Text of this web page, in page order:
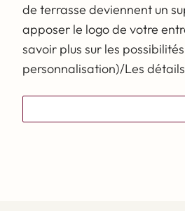
garantit une solidité des
jours*. Grâce à une finition
gagné en résistance aux
difficiles, ce qui prolonge
la toile acrylique est
et les champignons, ce qui
de terrasse deviennent un
apposer le logo de votre
savoir plus sur les
personnalisation)/Les